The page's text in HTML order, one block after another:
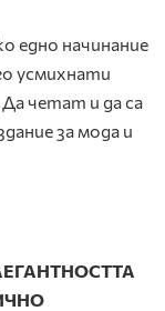
едно начинание
усмихнати
четат и да са
за мода и